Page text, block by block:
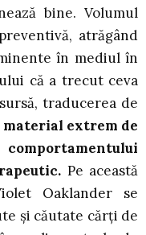
bine. Volumul
atrăgând
în mediul în
că a trecut ceva
traducerea de
material extrem de
Pe această
Oaklander se
și căutate cărți de